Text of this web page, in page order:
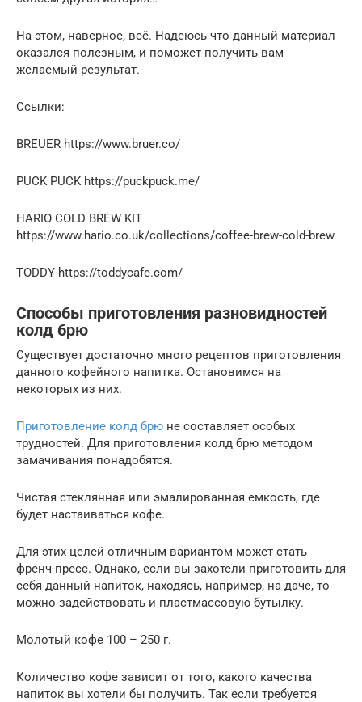
На этом, наверное, всё. Надеюсь что данный материал
оказался полезным, и поможет получить вам
желаемый результат.
Cсылки:
BREUER https://www.bruer.co/
PUCK PUCK https://puckpuck.me/
HARIO COLD BREW KIT
https://www.hario.co.uk/collections/coffee-brew-cold-brew
TODDY https://toddycafe.com/
Способы приготовления разновидностей
колд брю
Существует достаточно много рецептов приготовления
данного кофейного напитка. Остановимся на
некоторых из них.
Приготовление колд брю не составляет особых
трудностей. Для приготовления колд брю методом
замачивания понадобятся.
Чистая стеклянная или эмалированная емкость, где
будет настаиваться кофе.
Для этих целей отличным вариантом может стать
френч-пресс. Однако, если вы захотели приготовить для
себя данный напиток, находясь, например, на даче, то
можно задействовать и пластмассовую бутылку.
Молотый кофе 100 – 250 г.
Количество кофе зависит от того, какого качества
напиток вы хотели бы получить. Так если требуется